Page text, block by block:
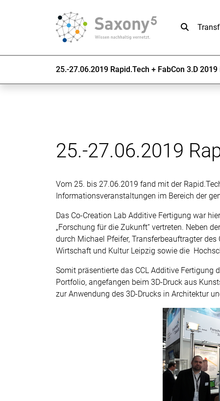
Suche
25.-27.06.2019 Rapid.Tech + FabCon 3.D
25.-27.06.2019
Vom 25. bis 27.06.2019 fand mit der
Informationsveranstaltungen im Bereich der
Das Co-Creation Lab Additive Fertigung war
„Forschung für die Zukunft“ vertreten. Neben
durch Michael Pfeifer, Transferbeauftragter
Wirtschaft und Kultur Leipzig sowie die
Somit präsentierte das CCL Additive Fertigung
Portfolio, angefangen beim 3D-Druck aus
zur Anwendung des 3D-Drucks in Architektur